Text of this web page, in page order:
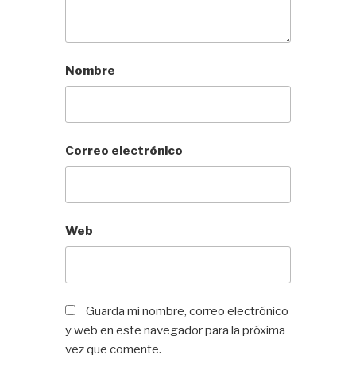
Nombre
Correo electrónico
Web
Guarda mi nombre, correo electrónico
y web en este navegador para la próxima
vez que comente.